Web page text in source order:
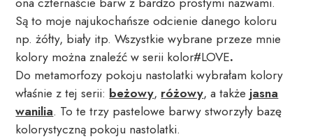
Są to moje najukochańsze odcienie danego koloru
np. żółty, biały itp. Wszystkie wybrane przeze mnie
kolory można znaleźć w serii kolor#LOVE.
Do metamorfozy pokoju nastolatki wybrałam kolory
właśnie z tej serii: beżowy, różowy, a także jasna
wanilia. To te trzy pastelowe barwy stworzyły bazę
kolorystyczną pokoju nastolatki.